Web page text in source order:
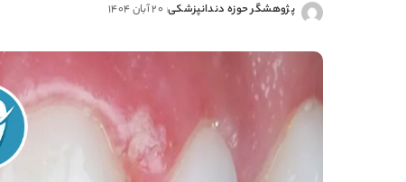
پژوهشگر حوزه دندانپزشکی 20 آبان 1404